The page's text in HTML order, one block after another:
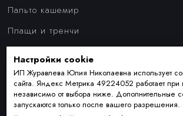
Пальто кашемир
Плащи и тренчи
ПОКУПАТЕЛЯМ
Наши преимущества
Индивидуальный пошив
Условия доставки
Настройки cookie
ИП Журавлева Юлия Николаевна использует
сайта. Яндекс Метрика 49224052 работает при
независимо от выбора ниже. Дополнительные
запускаются только после вашего разрешения.